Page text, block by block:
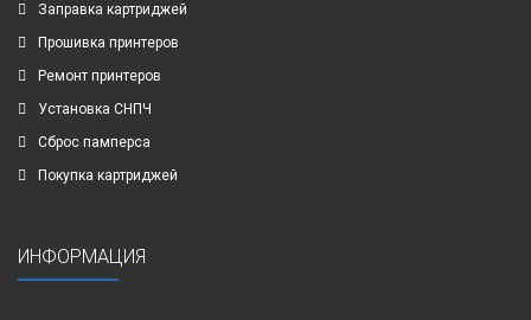
Заправка картриджей
Прошивка принтеров
Ремонт принтеров
Установка СНПЧ
Сброс памперса
Покупка картриджей
ИНФОРМАЦИЯ